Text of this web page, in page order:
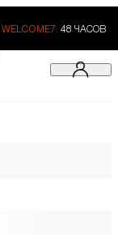
WELCOME7. 48 ЧАСОВ